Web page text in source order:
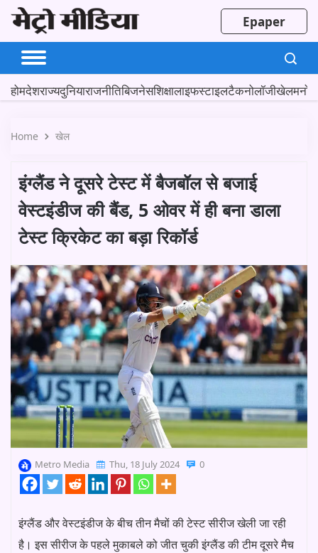
Epaper
होमदेशराज्यदुनियाराजनीतिबिजनेसशिक्षालाइफस्टाइलटैकनोलॉजीखेल
Home खेल
इंग्लैंड ने दूसरे टेस्ट में बैजबॉल से बजाई
वेस्टइंडीज की बैंड, 5 ओवर में ही बना डाला
टेस्ट क्रिकेट का बड़ा रिकॉर्ड
Metro Media Thu, 18 July 2024 0
इंग्लैंड और वेस्टइंडीज के बीच तीन मैचों की टेस्ट सीरीज खेली जा रही
है। इस सीरीज के पहले मुकाबले को जीत चुकी इंग्लैंड की टीम दूसरे मैच